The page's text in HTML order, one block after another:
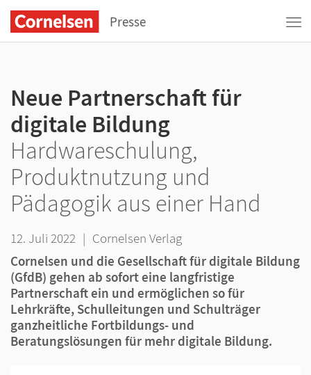
Presse
Neue Partnerschaft für
digitale Bildung
Hardwareschulung,
Produktnutzung und
Pädagogik aus einer Hand
12. Juli 2022 | Cornelsen Verlag
Cornelsen und die Gesellschaft für digitale Bildung
(GfdB) gehen ab sofort eine langfristige
Partnerschaft ein und ermöglichen so für
Lehrkräfte, Schulleitungen und Schulträger
ganzheitliche Fortbildungs- und
Beratungslösungen für mehr digitale Bildung.